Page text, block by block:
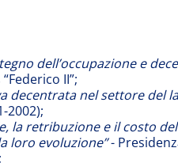
dell’occupazione e
II”;
decentrata nel settore del
2002);
la retribuzione e il costo
loro evoluzione”-